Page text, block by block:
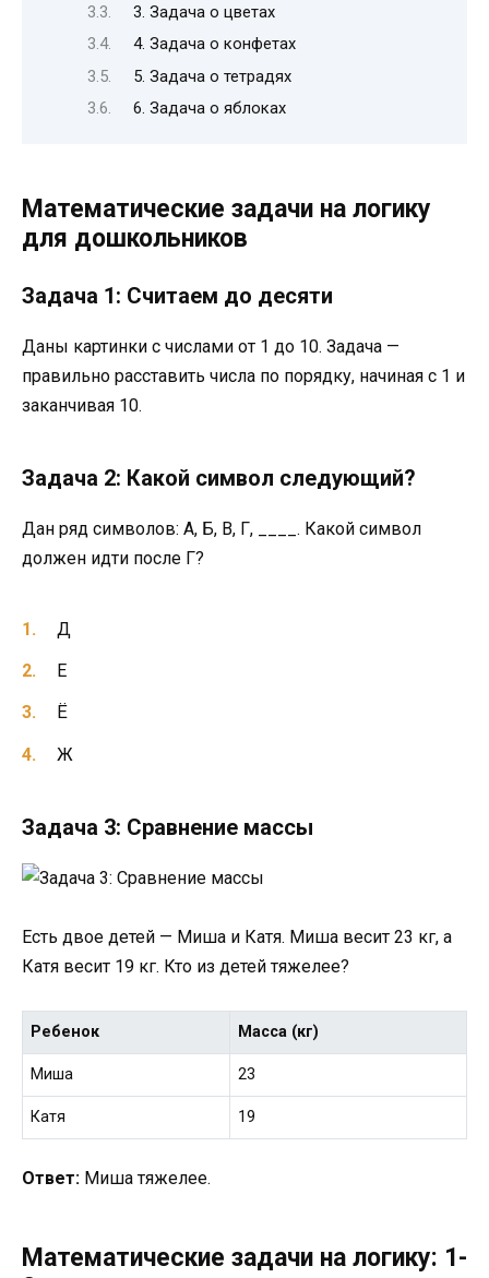
3. Задача о цветах
4. Задача о конфетах
5. Задача о тетрадях
6. Задача о яблоках
Математические задачи на логику
для дошкольников
Задача 1: Считаем до десяти
Даны картинки с числами от 1 до 10. Задача —
правильно расставить числа по порядку, начиная с 1 и
заканчивая 10.
Задача 2: Какой символ следующий?
Дан ряд символов: А, Б, В, Г, ____. Какой символ
должен идти после Г?
Д
Е
Ё
Ж
Задача 3: Сравнение массы
Есть двое детей — Миша и Катя. Миша весит 23 кг, а
Катя весит 19 кг. Кто из детей тяжелее?
Ребенок Масса (кг)
Миша 23
Катя 19
Ответ: Миша тяжелее.
Математические задачи на логику: 1-